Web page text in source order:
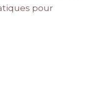
pour